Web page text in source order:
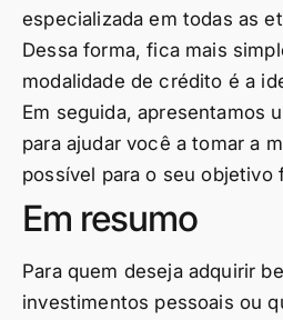
especializada em todas as
Dessa forma, fica mais
modalidade de crédito é a
Em seguida, apresentamos
para ajudar você a tomar a
possível para o seu objetivo
Em resumo
Para quem deseja adquirir
investimentos pessoais ou